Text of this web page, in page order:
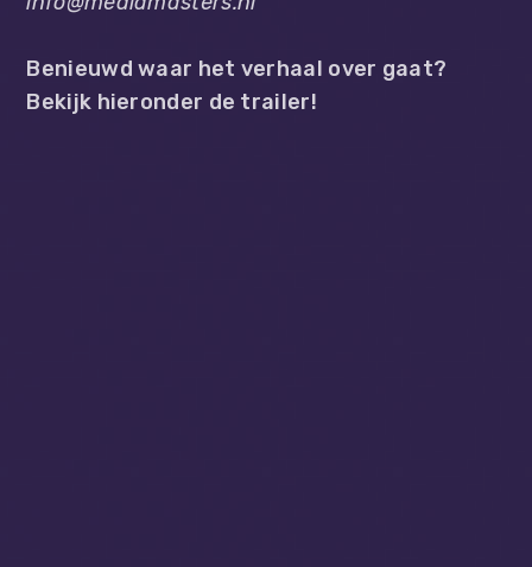
Benieuwd waar het verhaal over gaat?
Bekijk hieronder de trailer!